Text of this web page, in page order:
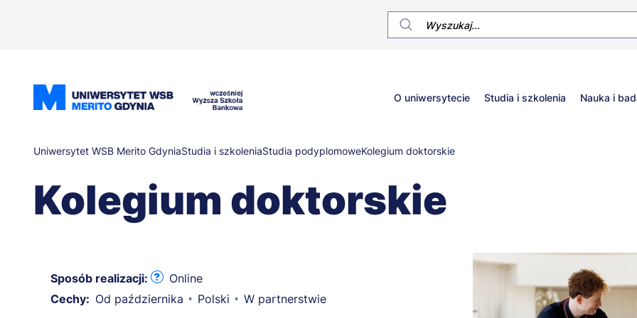
Główne
menu
O uniwersytecie Studia i szkolenia Nauka i
Ścieżka
nawigacyjna
Uniwersytet WSB Merito GdyniaStudia i szkoleniaStudia podyplomoweKolegium doktorskie
Kolegium doktorskie
Sposób realizacji:
Online
Cechy: Od października Polski W partnerstwie